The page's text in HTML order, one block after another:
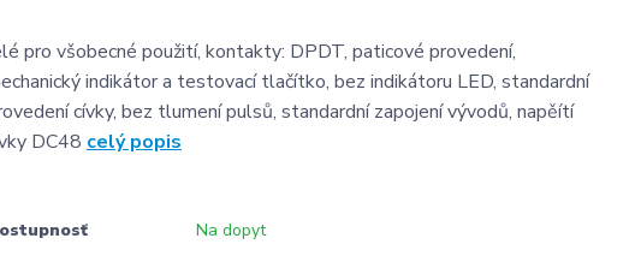
pro všobecné použití, kontakty: DPDT, paticové provedení,
indikátor a testovací tlačítko, bez indikátoru LED, standardní
cívky, bez tlumení pulsů, standardní zapojení vývodů, napěítí
DC48 celý popis
Na dopyt